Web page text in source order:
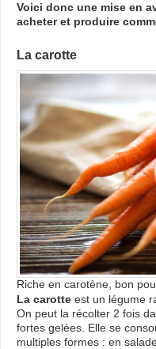
Voici donc une mise en
acheter et produire
La carotte
Riche en carotène, bon
La carotte est un légume
On peut la récolter 2 fois
fortes gelées. Elle se
multiples formes : en